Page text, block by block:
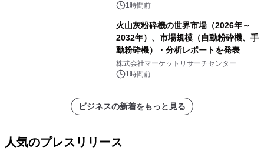
ックス系改質剤）・分析レポートを発
1時間前
火山灰粉砕機の世界市場（2026年～
2032年）、市場規模（自動粉砕機、手
動粉砕機）・分析レポートを発表
株式会社マーケットリサーチセンター
1時間前
ビジネスの新着をもっと見る
人気のプレスリリース